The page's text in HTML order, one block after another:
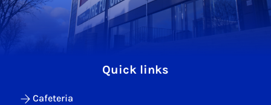
Quick links
Cafeteria